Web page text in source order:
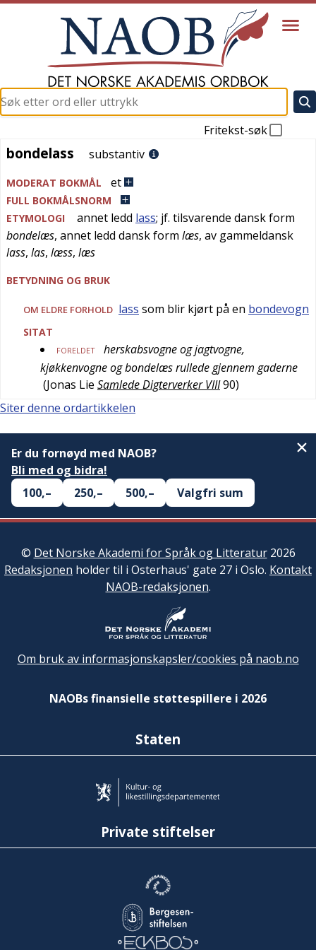
Fritekst-søk
bondelass
bondelass substantiv
MODERAT BOKMÅL et
FULL BOKMÅLSNORM
ETYMOLOGI
annet ledd lass; jf. tilsvarende danskform
bondelæs, annet ledd danskform læs, av gammeldansk
lass, las, læss, læs
BETYDNING OG BRUK
OM ELDRE FORHOLD lass som blir kjørt på en bondevogn
SITAT
FORELDET
herskabsvogne og jagtvogne,
kjøkkenvogne og bondelæs rullede gjennem gaderne
(Jonas Lie Samlede Digterverker VIII90)
Siter denne ordartikkelen
Er du fornøyd med NAOB?
Bli med og bidra!
100,–
250,– 500,– Valgfri sum
© Det Norske Akademi for Språk og Litteratur2026
Redaksjonen holder til i Osterhaus' gate 27 i Oslo. Kontakt
NAOB-redaksjonen.
Om bruk av informasjonskapsler/cookies på naob.no
NAOBs finansielle støttespillere i 2026
Staten
Private stiftelser